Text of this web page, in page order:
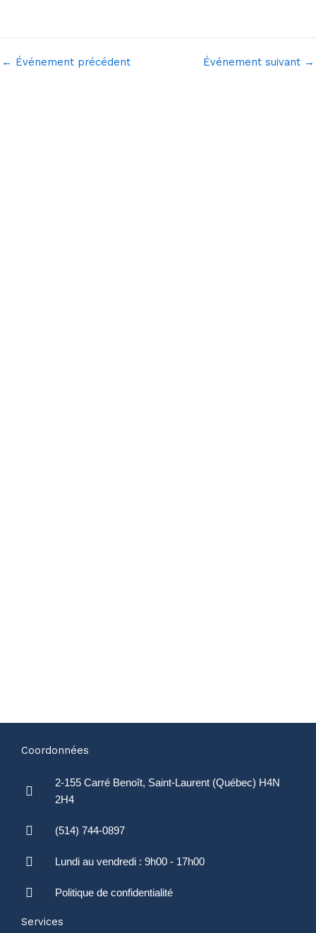
← Événement précédent Événement suivant →
Coordonnées
2-155 Carré Benoît, Saint-Laurent (Québec) H4N
2H4
(514) 744-0897
Lundi au vendredi : 9h00 - 17h00
Politique de confidentialité
Services